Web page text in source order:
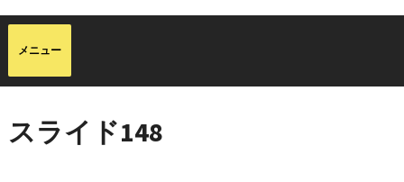
スライド148